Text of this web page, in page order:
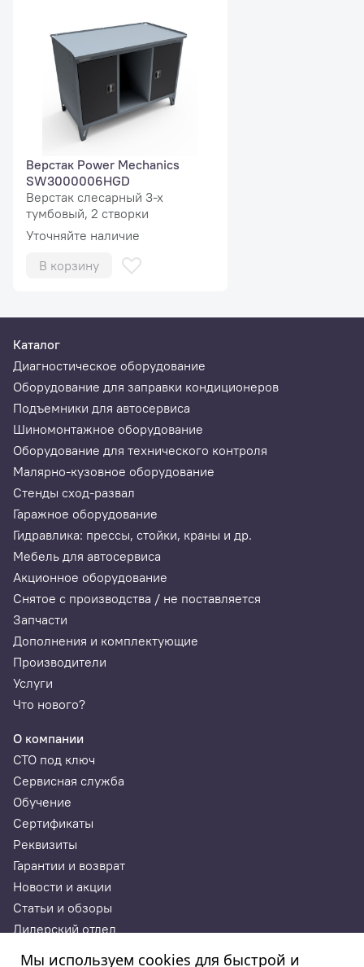
системы координат (радиус диска с привязкой к
углу). После выполнения измерения по всей
окружности программа выводит минимальное,
максимальное и номинальное отклонение.
Значительное отклонение выявляет потребность
ремонта или замены диска.
Датчики и автоматизация
В балансировочном оборудовании iPRO
используются технические решения, позволяющее
автоматизировать и упростить работу с
обслуживания клиента.
Измерение ширины колеса производится
ультразвуковым сенсором
Электромеханический тормоз для точной
фиксации колеса в месте установки
корректирующей массы
места установки груза
Точное обозначение места установки груза
Верстак Power Mechanics
SW3000006HGD
Верстак слесарный 3-х
тумбовый, 2 створки
Уточняйте наличие
В корзину
Каталог
Диагностическое оборудование
Оборудование для заправки кондиционеров
Подъемники для автосервиса
Шиномонтажное оборудование
Оборудование для технического контроля
Малярно-кузовное оборудование
Стенды сход-развал
Гаражное оборудование
Гидравлика: прессы, стойки, краны и др.
Мебель для автосервиса
Акционное оборудование
Снятое с производства / не поставляется
Запчасти
Дополнения и комплектующие
Производители
Услуги
Что нового?
О компании
СТО под ключ
Сервисная служба
Обучение
Сертификаты
Реквизиты
Гарантии и возврат
Новости и акции
Статьи и обзоры
Дилерский отдел
Мы используем cookies для быстрой и